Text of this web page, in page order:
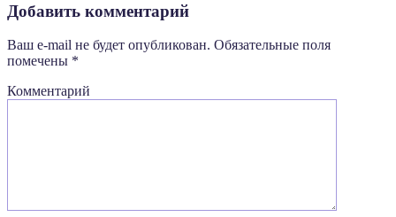
Добавить комментарий
Ваш e-mail не будет опубликован. Обязательные поля
помечены *
Комментарий